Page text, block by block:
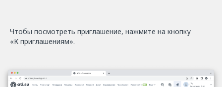
Чтобы посмотреть приглашение, нажмите на кнопку
«К приглашениям».